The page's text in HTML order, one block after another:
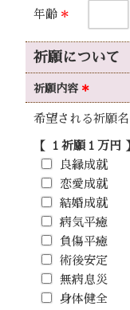
年齢 ＊
祈願について
祈願内容 ＊
希望される祈願
【 １祈願１万円
良縁成就
恋愛成就
結婚成就
病気平癒
負傷平癒
術後安定
無病息災
身体健全